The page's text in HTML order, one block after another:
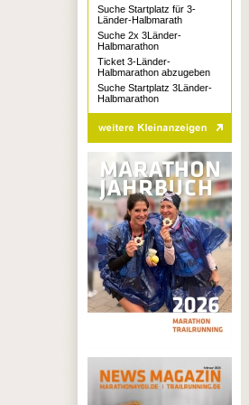
Suche Startplatz für 3-
Länder-Halbmarath
Suche 2x 3Länder-
Halbmarathon
Ticket 3-Länder-
Halbmarathon abzugeben
Suche Startplatz 3Länder-
Halbmarathon